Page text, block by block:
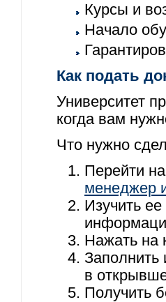
Курсы и
Начало
Как подать
Университет
когда вам
Что нужно
Перейти
менеджер
Изучить
Нажать на
в
Получить